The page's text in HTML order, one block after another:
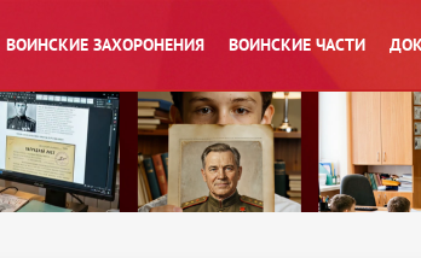
ВОИНСКИЕ ЗАХОРОНЕНИЯ ВОИНСКИЕ ЧАСТИ